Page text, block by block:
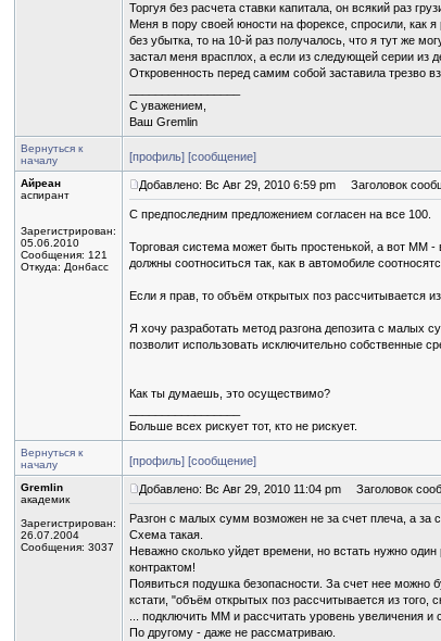
Торгуя без расчета ставки капитала, он всякий раз
Меня в пору своей юности на форексе, спросили, как я
без убытка, то на 10-й раз получалось, что я тут же
застал меня врасплох, а если из следующей серии из
Откровенность перед самим собой заставила трезво
С уважением,
Ваш Gremlin
Вернуться к
началу
[профиль] [сообщение]
Айреан
аспирант
Зарегистрирован:
05.06.2010
Сообщения: 121
Откуда: Донбасс
Добавлено: Вс Авг 29, 2010 6:59 pm Заголовок
C предпоследним предложением согласен на все 100.
Торговая система может быть простенькой, а вот ММ
должны соотноситься так, как в автомобиле
Если я прав, то объём открытых поз рассчитывается
Я хочу разработать метод разгона депозита с малых
позволит использовать исключительно собственные
Как ты думаешь, это осуществимо?
Больше всех рискует тот, кто не рискует.
Вернуться к
началу
[профиль] [сообщение]
Gremlin
академик
Зарегистрирован:
26.07.2004
Сообщения: 3037
Добавлено: Вс Авг 29, 2010 11:04 pm Заголовок
Разгон с малых сумм возможен не за счет плеча, а за
Схема такая.
Неважно сколько уйдет времени, но встать нужно
контрактом!
Появиться подушка безопасности. За счет нее можно
кстати, "объём открытых поз рассчитывается из
... подключить ММ и рассчитать уровень увеличения и
По другому - даже не рассматриваю.